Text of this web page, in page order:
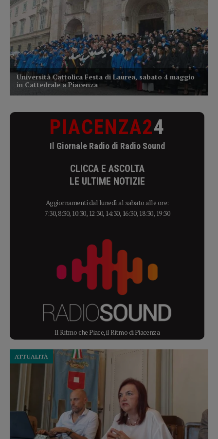
PIACENZA24
Il Giornale Radio di Radio Sound
CLICCA E ASCOLTA
LE ULTIME NOTIZIE
Aggiornamenti dal lunedì al sabato alle ore:
7:30, 8:30, 10:30, 12:30, 14:30, 16:30, 18:30, 19:30
Il Ritmo che Piace, il Ritmo di Piacenza
ATTUALITÀ